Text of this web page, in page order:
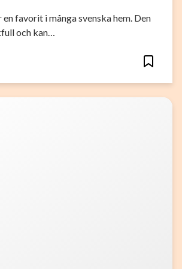
favorit i många svenska hem. Den
och kan…